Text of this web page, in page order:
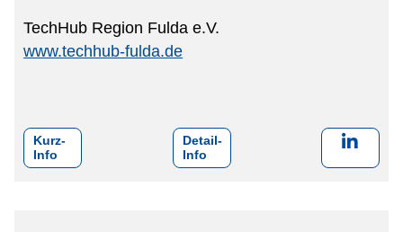
TechHub Region Fulda e.V.
www.techhub-fulda.de
Kurz-
Info
Detail-
Info